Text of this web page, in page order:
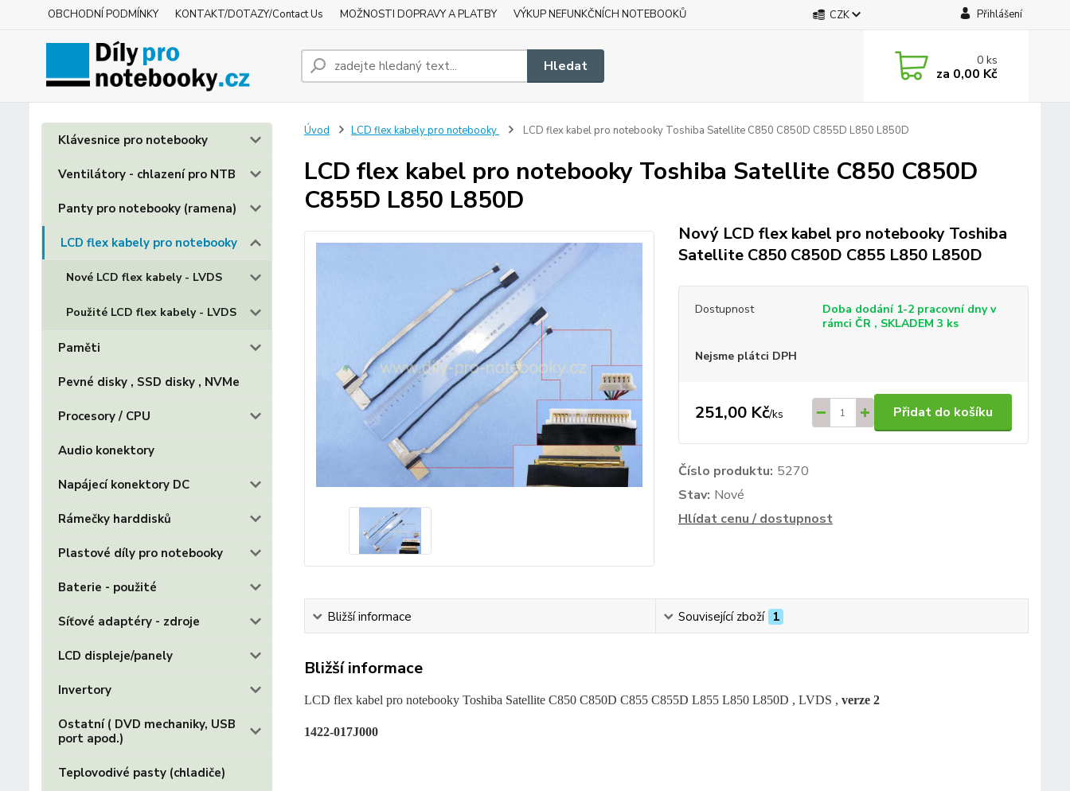
OBCHODNÍ PODMÍNKY KONTAKT/DOTAZY/Contact Us MOŽNOSTI DOPRAVY A PLATBY VÝKUP NEFUNKČNÍCH NOTEBOOKŮ CZK Přihlášení
Hledat 0ks
za 0,00 Kč
Klávesnice pro notebooky
Ventilátory - chlazení pro NTB
Panty pro notebooky (ramena)
LCD flex kabely pro notebooky
Nové LCD flex kabely - LVDS
Použité LCD flex kabely - LVDS
Paměti
Pevné disky , SSD disky , NVMe
Procesory / CPU
Audio konektory
Napájecí konektory DC
Rámečky harddisků
Plastové díly pro notebooky
Baterie - použité
Síťové adaptéry - zdroje
LCD displeje/panely
Invertory
Ostatní ( DVD mechaniky, USB
port apod.)
Teplovodivé pasty (chladiče)
Úvod LCD flex kabely pro notebooky LCD flex kabel pro notebooky Toshiba Satellite C850 C850D C855D L850 L850D
LCD flex kabel pro notebooky Toshiba Satellite C850 C850D
C855D L850 L850D
Nový LCD flex kabel pro notebooky Toshiba
Satellite C850 C850D C855 L850 L850D
Dostupnost
Doba dodání 1-2 pracovní dny v
rámci ČR , SKLADEM 3 ks
Nejsme plátci DPH
251,00 Kč/ks Přidat do košíku
Číslo produktu: 5270
Stav: Nové
Hlídat cenu / dostupnost
Bližší informace Související zboží 1
Bližší informace
LCD flex kabel pro notebooky Toshiba Satellite C850 C850D C855 C855D L855 L850 L850D , LVDS , verze 2
1422-017J000